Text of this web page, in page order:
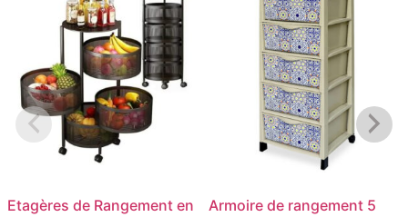
Etagères de Rangement en
Armoire de rangement 5